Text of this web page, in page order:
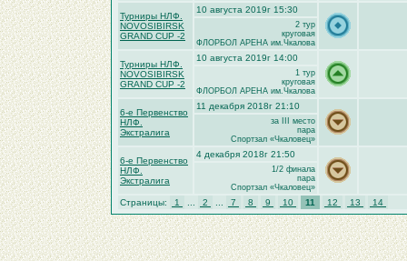
Турниры НЛФ.
NOVOSIBIRSK
GRAND CUP -2
10 августа 2019г 15:30
2 тур
круговая
ФЛОРБОЛ АРЕНА им.Чкалова
Турниры НЛФ.
NOVOSIBIRSK
GRAND CUP -2
10 августа 2019г 14:00
1 тур
круговая
ФЛОРБОЛ АРЕНА им.Чкалова
6-е Первенство
НЛФ.
Экстралига
11 декабря 2018г 21:10
за III место
пара
Спортзал «Чкаловец»
6-е Первенство
НЛФ.
Экстралига
4 декабря 2018г 21:50
1/2 финала
пара
Спортзал «Чкаловец»
Страницы: 1 2 7 8 9 10 11 12 13 14